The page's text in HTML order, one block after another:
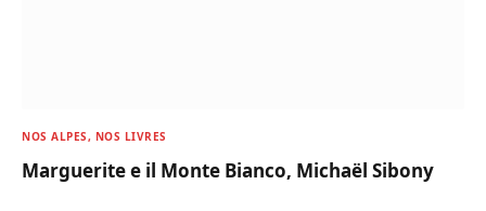
NOS ALPES, NOS LIVRES
Marguerite e il Monte Bianco, Michaël Sibony